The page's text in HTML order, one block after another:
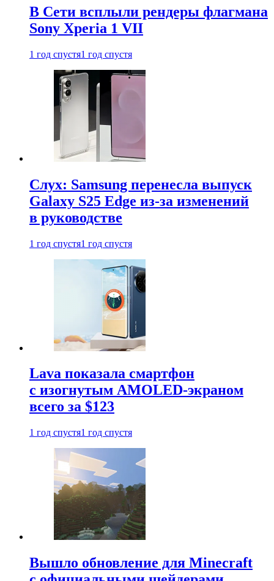
В Сети всплыли рендеры флагмана
Sony Xperia 1 VII
1 год спустя1 год спустя
Слух: Samsung перенесла выпуск
Galaxy S25 Edge из-за изменений
в руководстве
1 год спустя1 год спустя
Lava показала смартфон
с изогнутым AMOLED-экраном
всего за $123
1 год спустя1 год спустя
Вышло обновление для Minecraft